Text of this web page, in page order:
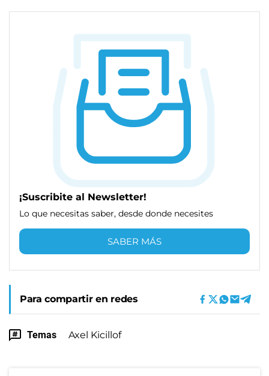
¡Suscribite al Newsletter!
Lo que necesitas saber, desde donde necesites
SABER MÁS
Para compartir en redes
Temas Axel Kicillof